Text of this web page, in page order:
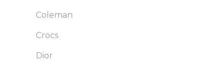
Coleman
Crocs
Dior